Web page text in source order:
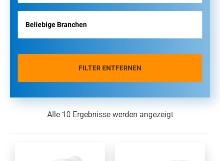
FILTER ENTFERNEN
Alle 10 Ergebnisse werden angezeigt